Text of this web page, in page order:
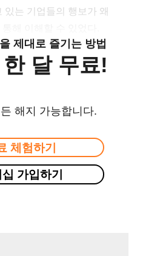
는 기업들의 행보가 왜
제대로 즐기는 방법
달 무료!
해지 가능합니다.
체험하기
가입하기